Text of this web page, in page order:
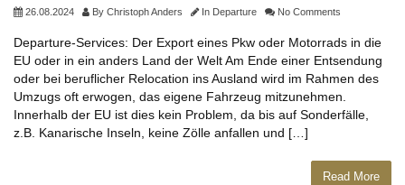
26.08.2024 By Christoph Anders In Departure No Comments
Departure-Services: Der Export eines Pkw oder Motorrads in die
EU oder in ein anders Land der Welt Am Ende einer Entsendung
oder bei beruflicher Relocation ins Ausland wird im Rahmen des
Umzugs oft erwogen, das eigene Fahrzeug mitzunehmen.
Innerhalb der EU ist dies kein Problem, da bis auf Sonderfälle,
z.B. Kanarische Inseln, keine Zölle anfallen und […]
Read More